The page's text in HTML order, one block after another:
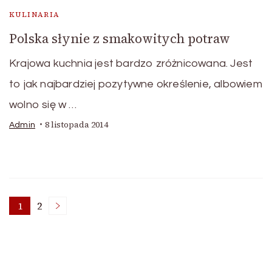
KULINARIA
Polska słynie z smakowitych potraw
Krajowa kuchnia jest bardzo zróżnicowana. Jest
to jak najbardziej pozytywne określenie, albowiem
wolno się w …
Admin 8 listopada 2014
Stronicowanie
Strona
1 Strona
2